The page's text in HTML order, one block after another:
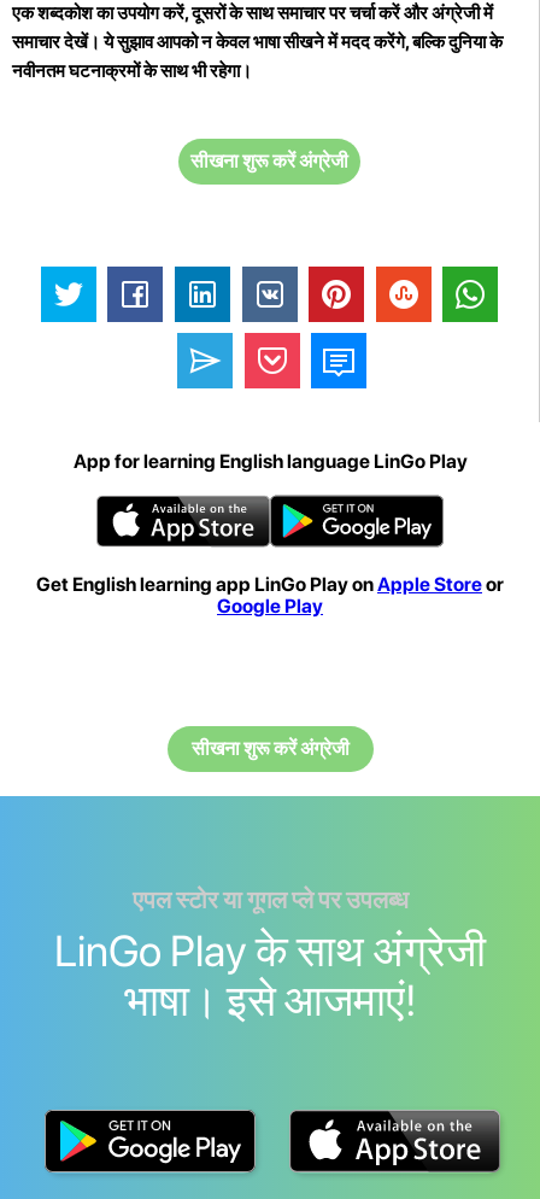
एक शब्दकोश का उपयोग करें, दूसरों के साथ समाचार पर चर्चा करें और अंग्रेजी में
समाचार देखें। ये सुझाव आपको न केवल भाषा सीखने में मदद करेंगे, बल्कि दुनिया के
नवीनतम घटनाक्रमों के साथ भी रहेगा।
सीखना शुरू करें अंग्रेजी
App for learning English language LinGo Play
Get English learning app LinGo Play onApple Storeor
Google Play
सीखना शुरू करें अंग्रेजी
एपल स्टोर या गूगल प्ले पर उपलब्ध
LinGo Play के साथ अंग्रेजी
भाषा। इसे आजमाएं!